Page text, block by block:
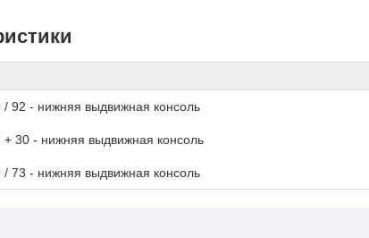
/ 92 - нижняя выдвижная консоль
+ 30 - нижняя выдвижная консоль
/ 73 - нижняя выдвижная консоль